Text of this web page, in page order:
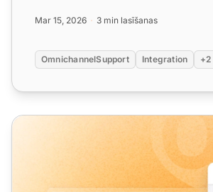
Mar 15, 2026 3 min lasīšanas
OmnichannelSupport Integration +2
LiveAgent ikmēneša produkta